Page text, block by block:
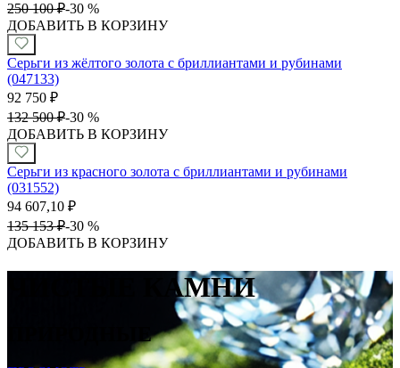
250 100 ₽-30 %
ДОБАВИТЬ В КОРЗИНУ
Серьги из жёлтого золота с бриллиантами и рубинами
(047133)
92 750 ₽
132 500 ₽-30 %
ДОБАВИТЬ В КОРЗИНУ
Серьги из красного золота с бриллиантами и рубинами
(031552)
94 607,10 ₽
135 153 ₽-30 %
ДОБАВИТЬ В КОРЗИНУ
ЧИСТЫЕ КАМНИ
ПРИРОДНЫЕ